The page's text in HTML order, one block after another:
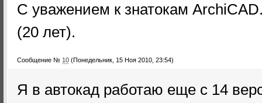
С уважением к знатокам
(20 лет).
Сообщение № 10 (Понедельник, 15 Ноя 2010, 23:54)
Я в автокад работаю еще с 14